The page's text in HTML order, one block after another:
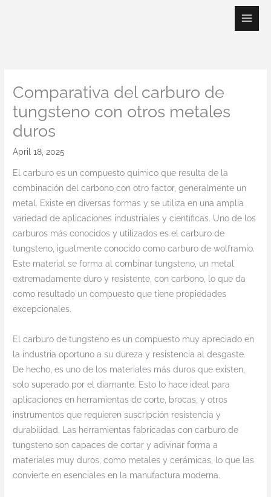
Comparativa del carburo de
tungsteno con otros metales
duros
April 18, 2025
El carburo es un compuesto químico que resulta de la
combinación del carbono con otro factor, generalmente un
metal. Existe en diversas formas y se utiliza en una amplia
variedad de aplicaciones industriales y científicas. Uno de los
carburos más conocidos y utilizados es el carburo de
tungsteno, igualmente conocido como carburo de wolframio.
Este material se forma al combinar tungsteno, un metal
extremadamente duro y resistente, con carbono, lo que da
como resultado un compuesto que tiene propiedades
excepcionales.
El carburo de tungsteno es un compuesto muy apreciado en
la industria oportuno a su dureza y resistencia al desgaste.
De hecho, es uno de los materiales más duros que existen,
solo superado por el diamante. Esto lo hace ideal para
aplicaciones en herramientas de corte, brocas, y otros
instrumentos que requieren suscripción resistencia y
durabilidad. Las herramientas fabricadas con carburo de
tungsteno son capaces de cortar y adivinar forma a
materiales muy duros, como metales y cerámicas, lo que las
convierte en esenciales en la manufactura moderna.